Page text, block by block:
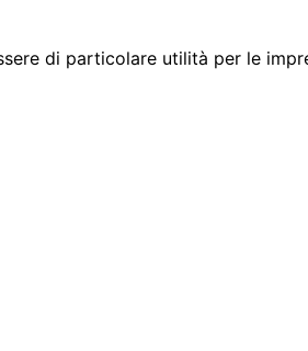
di particolare utilità per le